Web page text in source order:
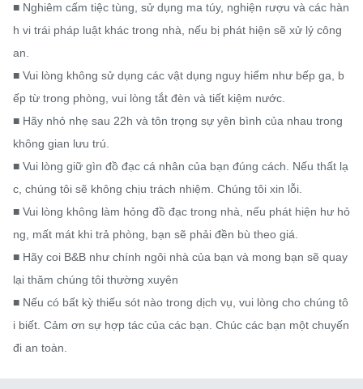
■ Nghiêm cấm tiệc tùng, sử dụng ma túy, nghiện rượu và các hàn
h vi trái pháp luật khác trong nhà, nếu bị phát hiện sẽ xử lý công
an.
■ Vui lòng không sử dụng các vật dụng nguy hiểm như bếp ga, b
ếp từ trong phòng, vui lòng tắt đèn và tiết kiệm nước.
■ Hãy nhỏ nhẹ sau 22h và tôn trọng sự yên bình của nhau trong
không gian lưu trú.
■ Vui lòng giữ gìn đồ đạc cá nhân của bạn đúng cách. Nếu thất lạ
c, chúng tôi sẽ không chịu trách nhiệm. Chúng tôi xin lỗi.
■ Vui lòng không làm hỏng đồ đạc trong nhà, nếu phát hiện hư hỏ
ng, mất mát khi trả phòng, bạn sẽ phải đền bù theo giá.
■ Hãy coi B&B như chính ngôi nhà của bạn và mong bạn sẽ quay
lại thăm chúng tôi thường xuyên
■ Nếu có bất kỳ thiếu sót nào trong dịch vụ, vui lòng cho chúng tô
i biết. Cảm ơn sự hợp tác của các bạn. Chúc các bạn một chuyến
đi an toàn.